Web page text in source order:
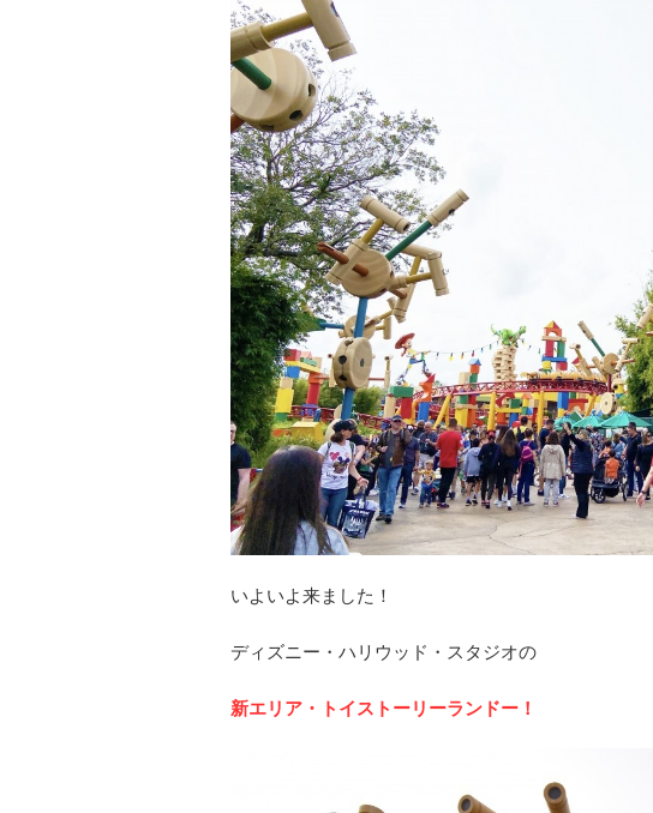
いよいよ来ました！
ディズニー・ハリウッド・スタジオの
新エリア・トイストーリーランドー！